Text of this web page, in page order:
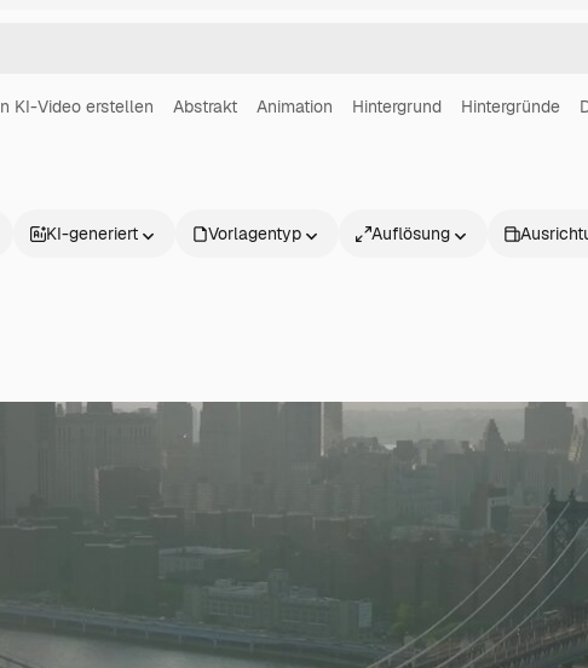
KI-Video erstellen Abstrakt Animation Hintergrund Hintergründe
KI-generiert Vorlagentyp Auflösung
Mehr als 1 Million
Kreativen, Unternehmen,
Produkte
KI-Assistent
KI-Videogenerator
Dokumentation
Support
AGB